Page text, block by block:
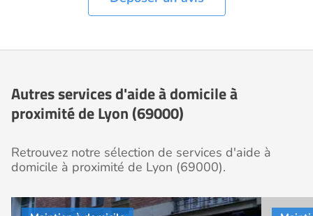
Autres services d'aide à domicile à
proximité de Lyon (69000)
Retrouvez notre sélection de services d'aide à
domicile à proximité de Lyon (69000).